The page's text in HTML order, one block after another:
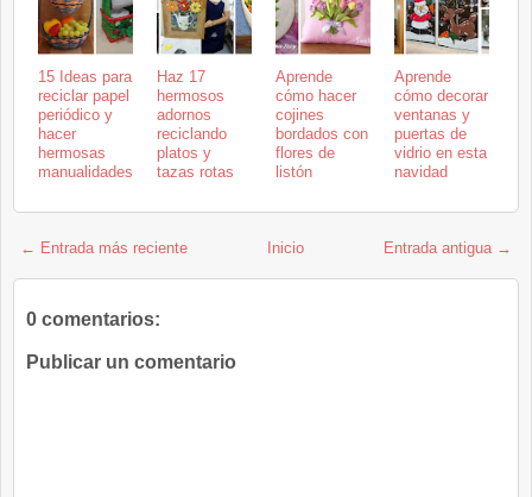
15 Ideas para
reciclar papel
periódico y
hacer
hermosas
manualidades
Haz 17
hermosos
adornos
reciclando
platos y
tazas rotas
Aprende
cómo hacer
cojines
bordados con
flores de
listón
Aprende
cómo decorar
ventanas y
puertas de
vidrio en esta
navidad
← Entrada más reciente Entrada antigua →
Inicio
0 comentarios:
Publicar un comentario